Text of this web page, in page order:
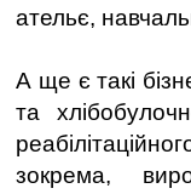
ательє,
А ще є такі
та
зокрема,